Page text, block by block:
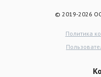
© 2019-2026
Политика